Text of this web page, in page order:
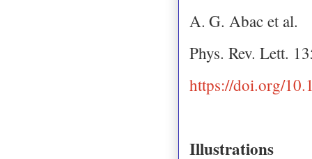
A. G. Abac et al.
Phys. Rev. Lett.
https://doi.org/
Illustrations